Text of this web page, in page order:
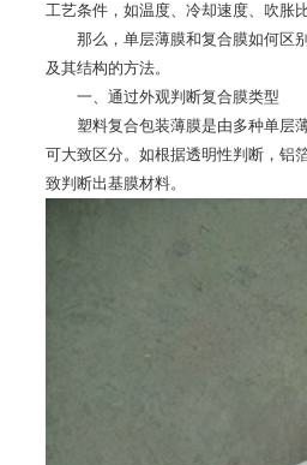
工艺条件，如温度、冷却速度、吹胀
那么，单层薄膜和复合膜如何区别
及其结构的方法。
一、通过外观判断复合膜类型
塑料复合包装薄膜是由多种单层薄
可大致区分。如根据透明性判断，铝
致判断出基膜材料。